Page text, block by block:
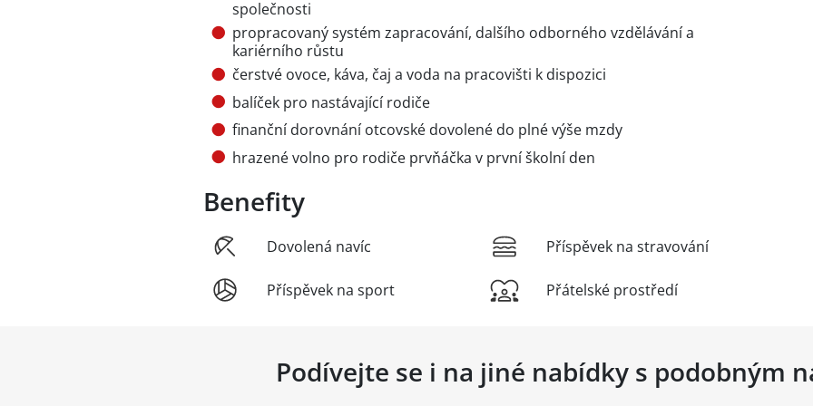
společnosti
propracovaný systém zapracování, dalšího odborného vzdělávání a
kariérního růstu
čerstvé ovoce, káva, čaj a voda na pracovišti k dispozici
balíček pro nastávající rodiče
finanční dorovnání otcovské dovolené do plné výše mzdy
hrazené volno pro rodiče prvňáčka v první školní den
Benefity
Dovolená navíc
Příspěvek na sport
Příspěvek na stravování
Přátelské prostředí
Podívejte se i na jiné nabídky s podobným